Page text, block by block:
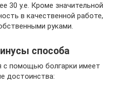
30 у.е. Кроме значительной
в качественной работе,
руками.
способа
с помощью болгарки имеет
достоинства: